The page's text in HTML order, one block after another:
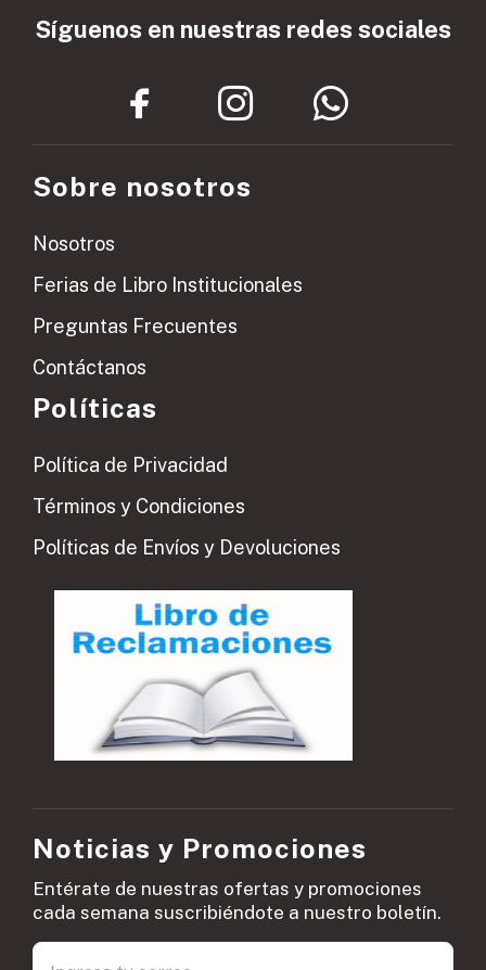
Síguenos en nuestras redes sociales
Sobre nosotros
Nosotros
Ferias de Libro Institucionales
Preguntas Frecuentes
Contáctanos
Políticas
Política de Privacidad
Términos y Condiciones
Políticas de Envíos y Devoluciones
Noticias y Promociones
Entérate de nuestras ofertas y promociones
cada semana suscribiéndote a nuestro boletín.